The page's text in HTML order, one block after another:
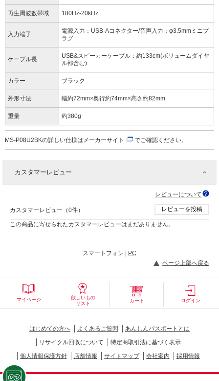
再生周波数帯域 180Hz-20kHz
入力端子
電源入力：USB-Aコネクター/音声入力：φ3.5mmミニプ
ラグ
ケーブル長
USB&スピーカーケーブル：約133cm(ボリュームダイヤ
ル部含む)
カラー ブラック
外形寸法 幅約72mm×奥行約74mm×高さ約82mm
重量 約380g
MS-P08U2BKの詳しい仕様は メーカーサイト でご確認ください。
カスタマーレビュー
レビューについて
カスタマーレビュー（0件） レビューを投稿
この商品に寄せられたカスタマーレビューはまだありません。
スマートフォン |
PC
ページ上部へ戻る
マイページ
欲しいもの
リスト
カート ログイン
はじめての方へ よくあるご質問
あんしんパスポートとは
リサイクル回収について
特定商取引法に基づく表示
個人情報保護方針
店舗情報 サイトマップ 会社案内 採用情報